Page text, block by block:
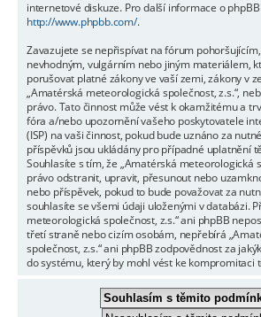
internetové diskuze. Pro další informace o
http://www.phpbb.com/.
Zavazujete se nepřispívat na fórum
nevhodným, vulgárním nebo jiným materiálem,
porušovat platné zákony ve vaší zemi, zákony v
„Amatérská meteorologická společnost, z.s.“,
právo. Tato činnost může vést k okamžitému a
fóra a/nebo upozornění vašeho poskytovatele
(ISP) na vaši činnost, pokud bude uznáno za
příspěvků jsou ukládány pro případné uplatnění
Souhlasíte s tím, že „Amatérská meteorologická
právo odstranit, upravit, přesunout nebo
nebo příspěvek, pokud to bude považovat za
souhlasíte se všemi údaji uloženými v databázi.
meteorologická společnost, z.s.“ ani phpBB
třetí straně nebo cizím osobám, nepřebírá
společnost, z.s.“ ani phpBB zodpovědnost za
do systému, který by mohl vést ke kompromitaci